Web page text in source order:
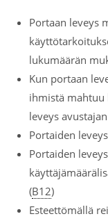
Portaan leveys
lukumäärän
Kun portaan
ihmistä mahtuu
leveys
Portaiden
Portaiden
(B12)
Esteettömällä